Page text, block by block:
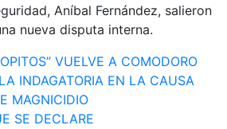
Aníbal Fernández, salieron
nueva disputa interna.
VUELVE A COMODORO
INDAGATORIA EN LA CAUSA
MAGNICIDIO
SE DECLARE